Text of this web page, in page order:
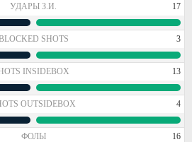
УДАРЫ З.И. 17
SHOTS 3
INSIDEBOX 13
OUTSIDEBOX 4
ФОЛЫ 16